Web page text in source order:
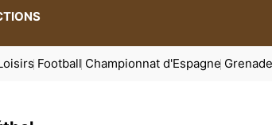
Football Championnat d'Espagne